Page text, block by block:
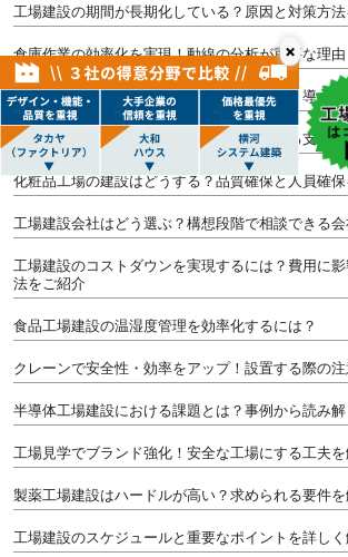
×
工場建設の期間が長期化している？原因と対策方法
倉庫作業の効率化を実現！動線の分析が重要な理由
倉庫の屋根にソーラーパネルを付けられる？導入
工場建設コンサルティングとは？受けられる支援
化粧品工場の建設はどうする？品質確保と人員確
工場建設会社はどう選ぶ？構想段階で相談できる
工場建設のコストダウンを実現するには？費用に
法をご紹介
食品工場建設の温湿度管理を効率化するには？
クレーンで安全性・効率をアップ！設置する際の
半導体工場建設における課題とは？事例から読み
工場見学でブランド強化！安全な工場にする工夫を
製薬工場建設はハードルが高い？求められる要件を
工場建設のスケジュールと重要なポイントを詳しく